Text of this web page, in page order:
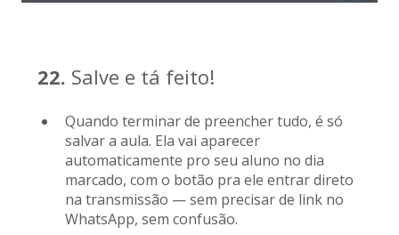
22. Salve e tá feito!
Quando terminar de preencher tudo, é só
salvar a aula. Ela vai aparecer
automaticamente pro seu aluno no dia
marcado, com o botão pra ele entrar direto
na transmissão — sem precisar de link no
WhatsApp, sem confusão.